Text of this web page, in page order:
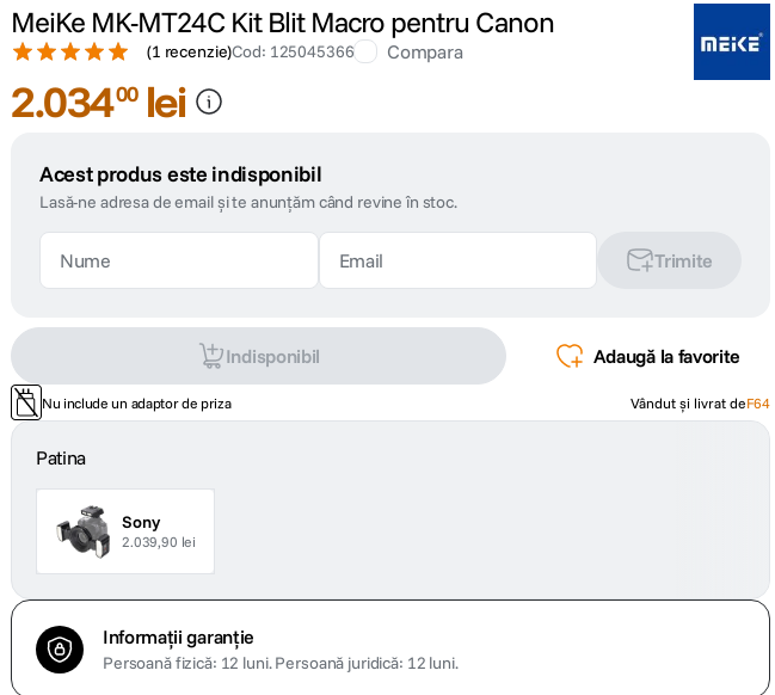
MeiKe MK-MT24C Kit Blit Macro pentru Canon
(1 recenzie)Cod: 125045366 Compara
2.03400 lei
Acest produs este indisponibil
Lasă-ne adresa de email și te anunțăm când revine în stoc.
Trimite
Indisponibil Adaugă la favorite
Nu include un adaptor de priza Vândut și livrat deF64
Patina
Sony
2.039,90 lei
Informații garanție
Persoană fizică: 12 luni.Persoană juridică: 12 luni.